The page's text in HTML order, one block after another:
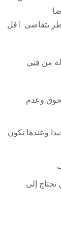
يتقاضى ٱقل
من فني
وعدم
وعندها تكون
إلى